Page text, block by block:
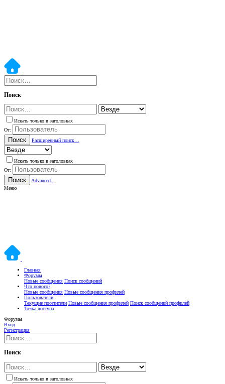
Поиск
Искать только в заголовках
От:
Поиск Расширенный поиск…
Искать только в заголовках
От:
Поиск
Advanced…
Меню
Главная
Форумы
Новые сообщения Поиск сообщений
Что нового?
Новые сообщения Новые сообщения профилей
Пользователи
Текущие посетители Новые сообщения профилей Поиск сообщений профилей
Точка доступа
Форумы
Вход
Регистрация
Поиск
Искать только в заголовках